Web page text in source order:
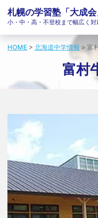
札幌の学習塾「大成会
小・中・高・不登校まで幅広く対
HOME > 北海道中学情報 > 富
富村